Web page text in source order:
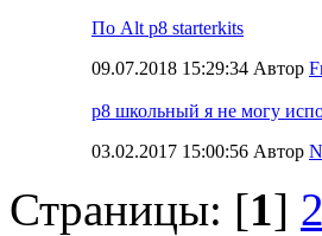
По Alt p8 starterkits
09.07.2018 15:29:34 Автор
p8 школьный я не могу
03.02.2017 15:00:56 Автор
Страницы: [1] 2